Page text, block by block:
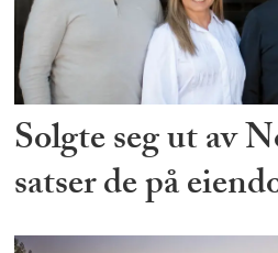
Solgte seg ut av
satser de på